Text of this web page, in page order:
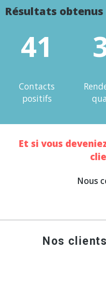
Résultats obtenus
41
Contacts
positifs
Et si vous
Nous
Nos